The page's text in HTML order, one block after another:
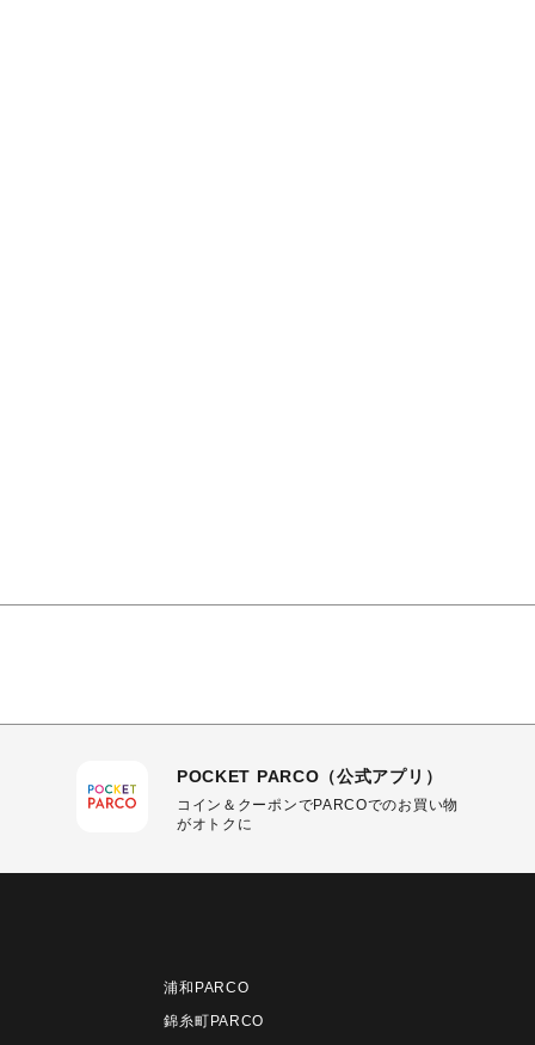
POCKET PARCO（公式アプリ）
コイン＆クーポンでPARCOでのお買い物
がオトクに
浦和PARCO
錦糸町PARCO